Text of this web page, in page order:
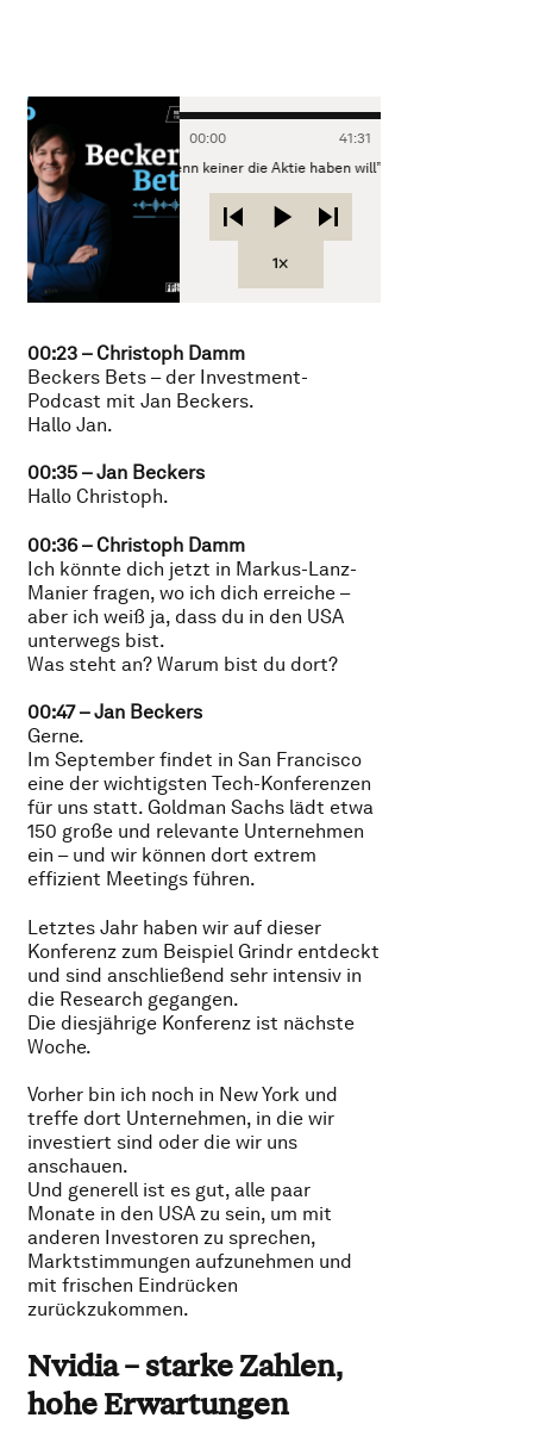
00:00 41:31
„Kaufen, wenn keiner die Aktie haben will”
1×
00:23 – Christoph Damm
Beckers Bets – der Investment-
Podcast mit Jan Beckers.
Hallo Jan.
00:35 – Jan Beckers
Hallo Christoph.
00:36 – Christoph Damm
Ich könnte dich jetzt in Markus-Lanz-
Manier fragen, wo ich dich erreiche –
aber ich weiß ja, dass du in den USA
unterwegs bist.
Was steht an? Warum bist du dort?
00:47 – Jan Beckers
Gerne.
Im September findet in San Francisco
eine der wichtigsten Tech-Konferenzen
für uns statt. Goldman Sachs lädt etwa
150 große und relevante Unternehmen
ein – und wir können dort extrem
effizient Meetings führen.
Letztes Jahr haben wir auf dieser
Konferenz zum Beispiel Grindr entdeckt
und sind anschließend sehr intensiv in
die Research gegangen.
Die diesjährige Konferenz ist nächste
Woche.
Vorher bin ich noch in New York und
treffe dort Unternehmen, in die wir
investiert sind oder die wir uns
anschauen.
Und generell ist es gut, alle paar
Monate in den USA zu sein, um mit
anderen Investoren zu sprechen,
Marktstimmungen aufzunehmen und
mit frischen Eindrücken
zurückzukommen.
Nvidia – starke Zahlen,
hohe Erwartungen